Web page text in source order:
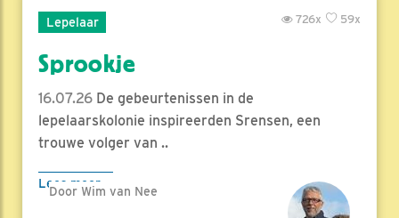
Lepelaar 59x
726x
Sprookje
16.07.26 De gebeurtenissen in de
lepelaarskolonie inspireerden Srensen, een
trouwe volger van ..
Lees meer
Door Wim van Nee